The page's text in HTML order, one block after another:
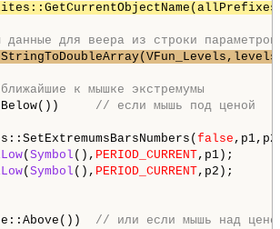
для веера из строки параметров
к мышке экстремумы
// если мышь под ценой
false
( Symbol (), PERIOD_CURRENT,p1);
( Symbol (), PERIOD_CURRENT,p2);
// или если мышь над